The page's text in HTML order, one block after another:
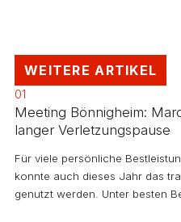
WEITERE ARTIKEL
01
Meeting Bönnigheim:
langer Verletzungspause
Für viele persönliche
konnte auch dieses Jahr das
genutzt werden. Unter besten